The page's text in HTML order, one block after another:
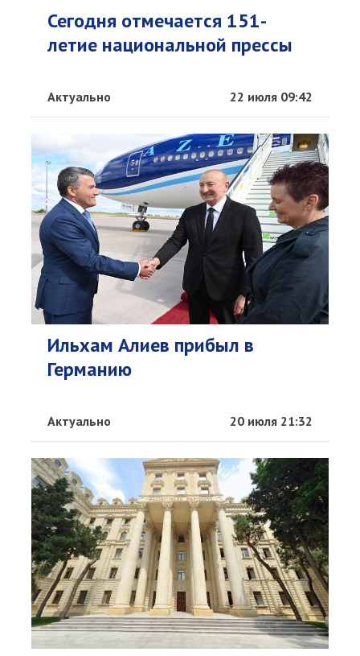
Сегодня отмечается 151-
летие национальной прессы
Актуально 22 июля 09:42
Ильхам Алиев прибыл в
Германию
Актуально 20 июля 21:32